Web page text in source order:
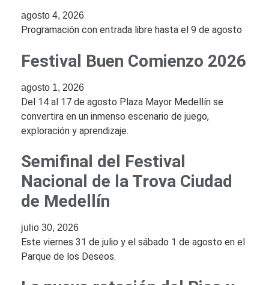
agosto 4, 2026
Programación con entrada libre hasta el 9 de agosto
Festival Buen Comienzo 2026
agosto 1, 2026
Del 14 al 17 de agosto Plaza Mayor Medellín se
convertira en un inmenso escenario de juego,
exploración y aprendizaje.
Semifinal del Festival
Nacional de la Trova Ciudad
de Medellín
julio 30, 2026
Este viernes 31 de julio y el sábado 1 de agosto en el
Parque de los Deseos.